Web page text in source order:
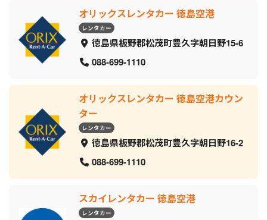
オリックスレンタカー 徳島空港
レンタカー
徳島県板野郡松茂町豊久字朝日野15-6
088-699-1110
オリックスレンタカー 徳島空港カウン
ター
レンタカー
徳島県板野郡松茂町豊久字朝日野16-2
088-699-1110
スカイレンタカー 徳島空港
レンタカー